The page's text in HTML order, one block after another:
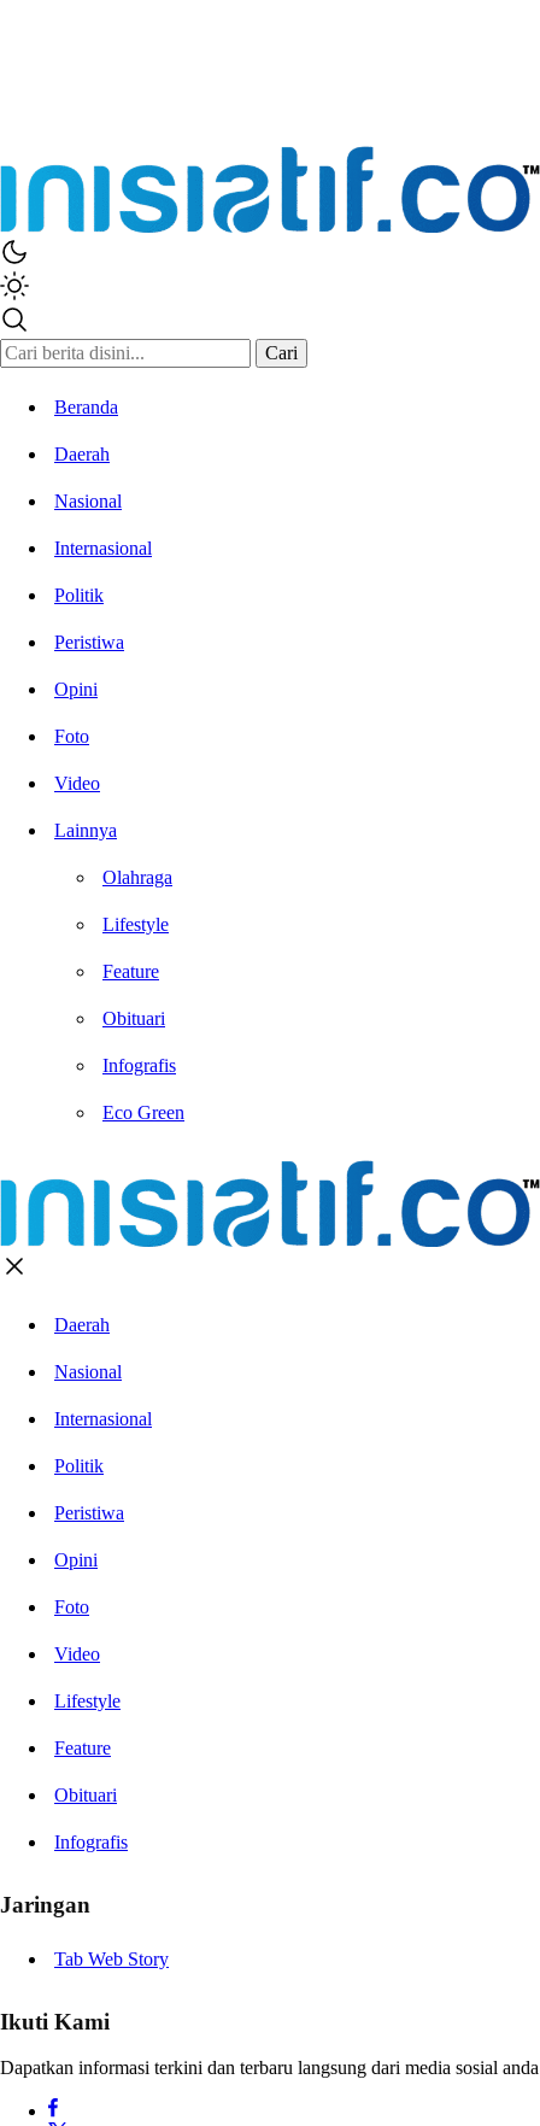
Inisiatif.co
Stay Connected Stay Informed
Cari
Beranda
Daerah
Nasional
Internasional
Politik
Peristiwa
Opini
Foto
Video
Lainnya
Olahraga
Lifestyle
Feature
Obituari
Infografis
Eco Green
Daerah
Nasional
Internasional
Politik
Peristiwa
Opini
Foto
Video
Lifestyle
Feature
Obituari
Infografis
Jaringan
Tab Web Story
Ikuti Kami
Dapatkan informasi terkini dan terbaru langsung dari media sosial anda